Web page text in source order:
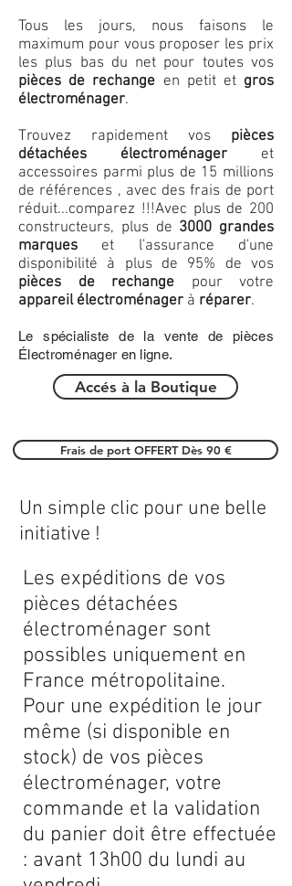
Tous les jours, nous faisons le
maximum pour vous proposer les prix
les plus bas du net pour toutes vos
pièces de rechange en petit et gros
électroménager.
Trouvez rapidement vos pièces
détachées électroménager et
accessoires parmi plus de 15 millions
de références , avec des frais de port
réduit...comparez !!!Avec plus de 200
constructeurs, plus de 3000 grandes
marques et l'assurance d'une
disponibilité à plus de 95% de vos
pièces de rechange pour votre
appareil électroménager à réparer.
Le spécialiste de la vente de pièces
Électroménager en ligne.
Accés à la Boutique
Frais de port OFFERT Dès 90 €
Les expéditions de vos
pièces détachées
électroménager sont
possibles uniquement en
France métropolitaine.
Pour une expédition le jour
même (si disponible en
stock) de vos pièces
électroménager, votre
commande et la validation
du panier doit être effectuée
: avant 13h00 du lundi au
Un simple clic pour une belle
initiative !